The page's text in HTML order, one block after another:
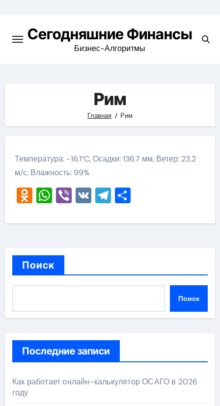
содержимомуСегодняшние Финансы
Бизнес-Алгоритмы
Рим
Главная Рим
Температура: -16.1°C, Осадки: 136.7 мм, Ветер: 23.2
м/с, Влажность: 99%
Odnoklassniki
WhatsApp
Viber
VKTelegram
Отправить
Поиск
Поиск
Последние записи
Как работает онлайн-калькулятор ОСАГО в 2026
году